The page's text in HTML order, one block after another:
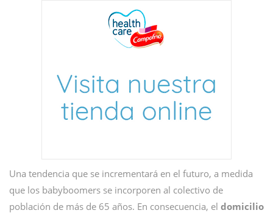
Una tendencia que se incrementará en el futuro, a medida
que los babyboomers se incorporen al colectivo de
población de más de 65 años. En consecuencia, el domicilio